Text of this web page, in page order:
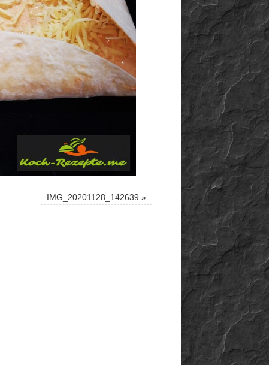
IMG_20201128_142639 »